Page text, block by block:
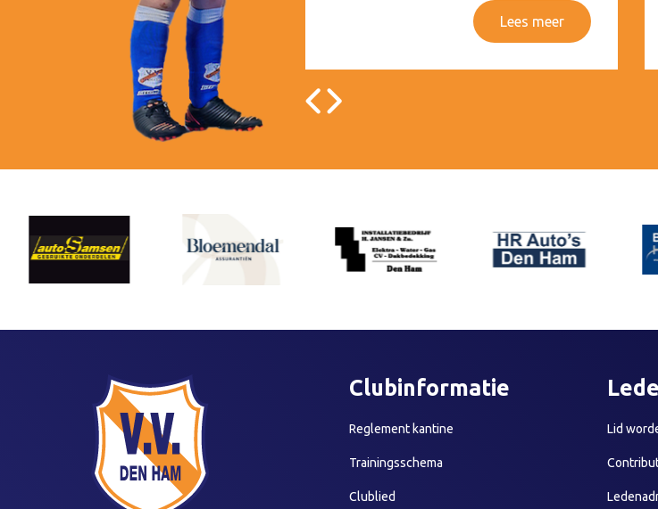
Lees meer
Clubinformatie
Reglement kantine
Trainingsschema
Clublied
Lid